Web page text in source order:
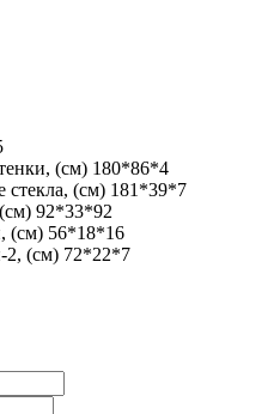
(см) 180*86*4
стекла, (см) 181*39*7
92*33*92
(см) 56*18*16
2, (см) 72*22*7